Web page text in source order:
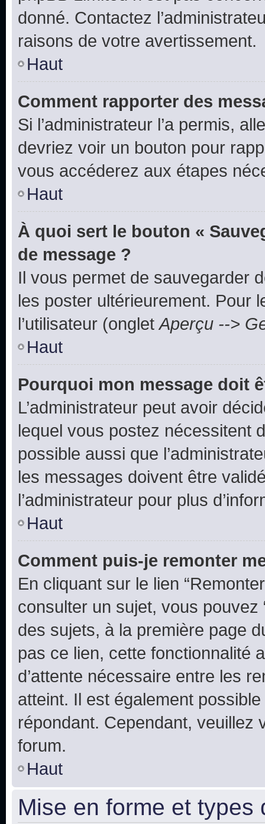
donné. Contactez
raisons de votre avertissement.
Haut
Comment rapporter des
Si l’administrateur l’a permis,
devriez voir un bouton pour
vous accéderez aux étapes
Haut
À quoi sert le bouton «
de message ?
Il vous permet de sauvegarder
les poster ultérieurement. Pour
l’utilisateur (ongletAperçu -->
Haut
Pourquoi mon message doit
L’administrateur peut avoir
lequel vous postez nécessitent
possible aussi que
les messages doivent être
l’administrateur pour plus
Haut
Comment puis-je remonter
En cliquant sur le lien
consulter un sujet, vous pouvez
des sujets, à la première page
pas ce lien, cette fonctionnalité
d’attente nécessaire entre les
atteint. Il est également
répondant. Cependant,
forum.
Haut
Mise en forme et types